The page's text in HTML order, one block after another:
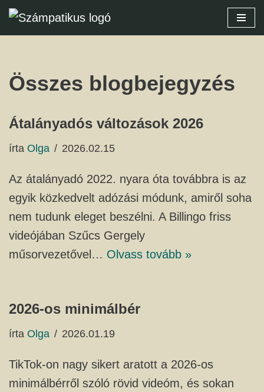
Skip
content
Összes blogbejegyzés
Átalányadós változások 2026
írta Olga 2026.02.15
Az átalányadó 2022. nyara óta továbbra is az
egyik közkedvelt adózási módunk, amiről soha
nem tudunk eleget beszélni. A Billingo friss
videójában Szűcs Gergely
műsorvezetővel… Olvass tovább »
2026-os minimálbér
írta Olga 2026.01.19
TikTok-on nagy sikert aratott a 2026-os
minimálbérről szóló rövid videóm, és sokan